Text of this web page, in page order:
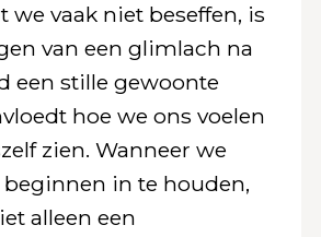
we vaak niet beseffen, is
van een glimlach na
een stille gewoonte
hoe we ons voelen
zien. Wanneer we
in te houden,
alleen een